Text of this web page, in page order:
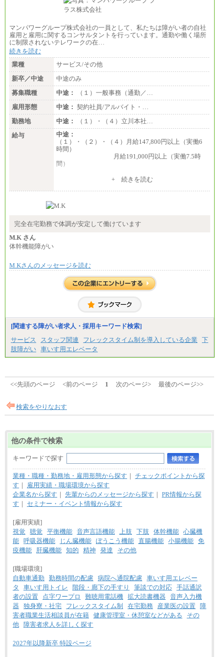
マンパワーグループ株式会社の一員として、私たちは障がい者の自社
雇用と雇用に関するコンサルタントを行っています。通勤や働く場所
に制限されないテレワークの在…
続きを読む
業種
サービス/その他
新卒／中途
中途のみ
募集職種
中途：
（１）一般事務（通勤／…
雇用形態
中途： 契約社員/アルバイト・…
勤務地
中途：
（１）・（４）立川本社…
給与
中途：
（１）・（２）・（４）月給147,800円以上（実働6
時間）
月給191,000円以上（実働7.5時
間）
（３）月給191,000円以上（実働7.5時間）
（５）月給147,800円以上（実働6時間）
時給 1,226円（実働4.5時間）
間額換算額）
・退職金相当手当 37円
ざいません。
+ 続きを読む
完全在宅勤務で体調が安定して働けています
M.K さん
体幹機能障がい
M.Kさんのメッセージを読む
[関連する障がい者求人・採用キーワード検索]
サービス
スタッフ関連 フレックスタイム制を導入している企業
下
肢障がい 車いす用エレベータ
<<先頭のページ <前のページ 1 次のページ> 最後のページ>>
検索をやりなおす
他の条件で検索
キーワードで探す
業種・職種・勤務地・雇用形態から探す ｜ チェックポイントから探
す ｜
雇用実績・職場環境から探す
企業名から探す ｜ 先輩からのメッセージから探す ｜ PR情報から探
す ｜ セミナー・イベント情報から探す
[雇用実績]
視覚
聴覚 平衡機能 音声言語機能 上肢 下肢 体幹機能 心臓機
能 呼吸器機能 じん臓機能 ぼうこう機能 直腸機能 小腸機能 免
疫機能
肝臓機能 知的 精神 発達 その他
[職場環境]
自動車通勤
勤務時間の配慮 病院へ通院配慮 車いす用エレベー
タ
車いす用トイレ 階段・廊下の手すり 筆談での対応 手話通訳
者の設置
点字ワープロ 難聴用電話機 拡大読書機器
音声入力機
器
独身寮・社宅 フレックスタイム制 在宅勤務 産業医の設置
障
害者職業生活相談員が在籍 健康管理室・休憩室などがある
その
他
障害者求人を詳しく探す
2027年以降新卒 特設ページ